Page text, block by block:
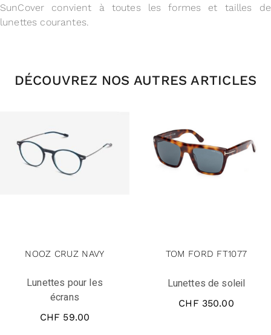
SunCover convient à toutes les formes et tailles de
lunettes courantes.
DÉCOUVREZ NOS AUTRES ARTICLES
NOOZ CRUZ NAVY
Lunettes pour les
écrans
CHF 59.00
TOM FORD FT1077
Lunettes de soleil
CHF 350.00